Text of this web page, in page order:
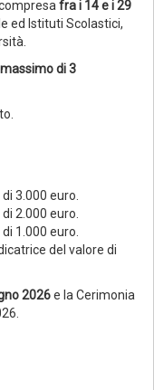
fra i 14 e i 29
ed Istituti Scolastici,
massimo di 3
3.000 euro.
2.000 euro.
1.000 euro.
del valore di
2026e la Cerimonia